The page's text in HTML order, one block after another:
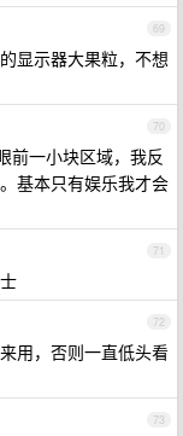
69
显示器大果粒，不想
70
前一小块区域，我反
基本只有娱乐我才会
71
72
用，否则一直低头看
73